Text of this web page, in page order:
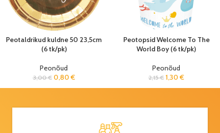
Peotaldrikud kuldne 50 23,5cm
(6 tk/pk)
Peonõud
3,00€ 0,80 €
Peotopsid Welcome To The
World Boy (6 tk/pk)
Peonõud
2,15€ 1,30 €